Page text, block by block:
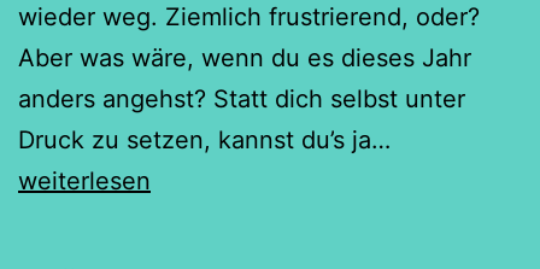
wieder weg. Ziemlich frustrierend, oder?
Aber was wäre, wenn du es dieses Jahr
anders angehst? Statt dich selbst unter
Druck zu setzen, kannst du’s ja…
weiterlesen